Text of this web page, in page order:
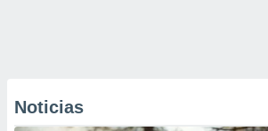
Noticias